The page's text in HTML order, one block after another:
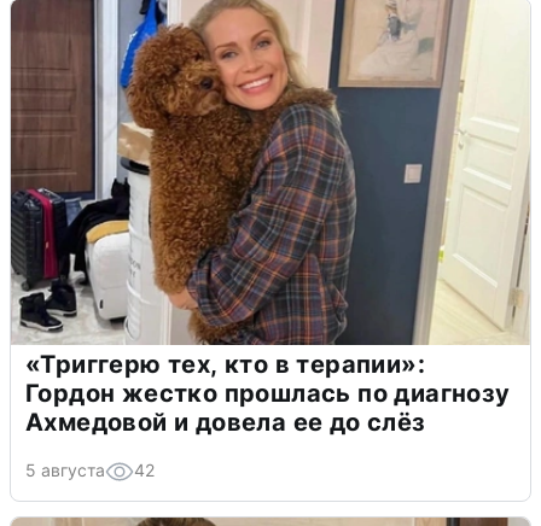
«Триггерю тех, кто в терапии»:
Гордон жестко прошлась по диагнозу
Ахмедовой и довела ее до слёз
5 августа 42